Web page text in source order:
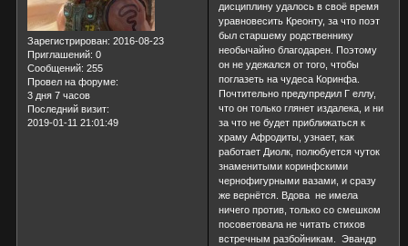
Зарегистрирован: 2016-08-23
Приглашений: 0
Сообщений: 255
Провел на форуме:
3 дня 7 часов
Последний визит:
2019-01-11 21:01:49
дисциплину удалось в своё время
уравновесить Креонту, за что поэт
был старшему родственнику
необычайно благодарен. Поэтому
он не удежался от того, чтобы
поглазеть на чудеса Коринфа.
Почтительно предупредил Г еллу,
что он только глянет издалека, и ни
за что не будет приближаться к
храму Афродиты, узнает, как
работает Диолк, полюбуется чуток
знаменитыми коринфскими
чернофигурными вазами, и сразу
же вернётся. Вдова не имела
ничего против, только со смешком
посоветовала не читать стихов
встречным разбойникам. Эвандр